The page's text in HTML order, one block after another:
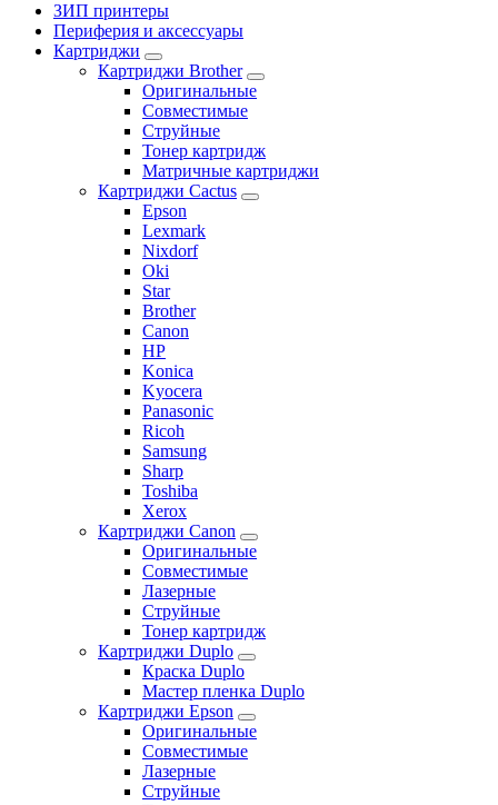
ЗИП принтеры
Периферия и аксессуары
Картриджи
Картриджи Brother
Оригинальные
Совместимые
Струйные
Тонер картридж
Матричные картриджи
Картриджи Cactus
Epson
Lexmark
Nixdorf
Oki
Star
Brother
Canon
HP
Konica
Kyocera
Panasonic
Ricoh
Samsung
Sharp
Toshiba
Xerox
Картриджи Canon
Оригинальные
Совместимые
Лазерные
Струйные
Тонер картридж
Картриджи Duplo
Краска Duplo
Мастер пленка Duplo
Картриджи Epson
Оригинальные
Совместимые
Лазерные
Струйные